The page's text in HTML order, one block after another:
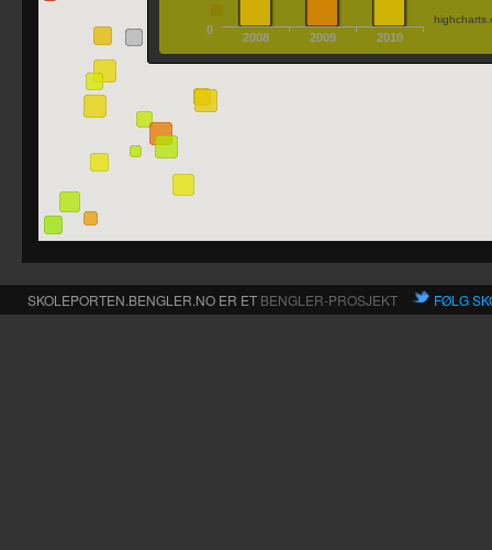
2008 2009 2010
0
SKOLEPORTEN.BENGLER.NO ER ET BENGLER-PROSJEKT FØLG